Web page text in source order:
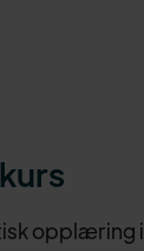
opplæring i